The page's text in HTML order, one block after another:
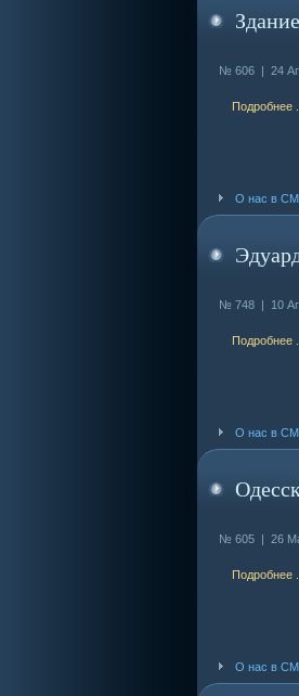
№ 606 | 24
О нас в
№ 748 | 10
О нас в
№ 605 | 26
О нас в